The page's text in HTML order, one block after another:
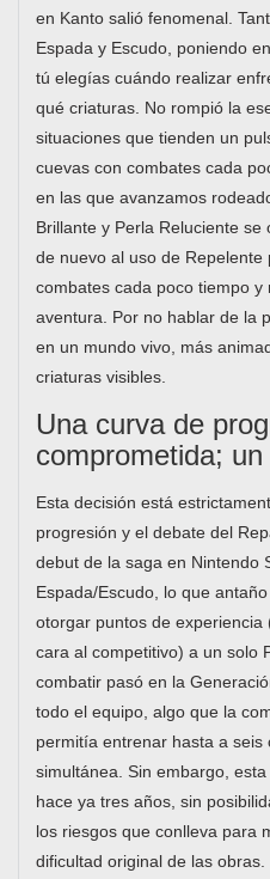
en Kanto salió fenomenal.
Espada y Escudo, poniendo
tú elegías cuándo realizar
qué criaturas. No rompió la
situaciones que tienden un
cuevas con combates cada
en las que avanzamos
Brillante y Perla Reluciente
de nuevo al uso de
combates cada poco tiempo
aventura. Por no hablar de la
en un mundo vivo, más
criaturas visibles.
Una curva de
comprometida;
Esta decisión está
progresión y el debate del
debut de la saga en Nintendo
Espada/Escudo, lo que
otorgar puntos de experiencia
cara al competitivo) a un solo
combatir pasó en la
todo el equipo, algo que la
permitía entrenar hasta a seis
simultánea. Sin embargo,
hace ya tres años, sin
los riesgos que conlleva para
dificultad original de las obras.